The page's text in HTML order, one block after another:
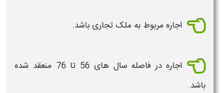
اجاره مربوط به ملک تجاری باشد.
اجاره در فاصله سال های 56 تا 76 منعقد شده
باشد.